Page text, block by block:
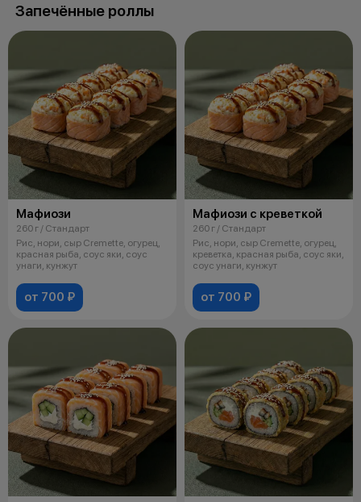
Запечённые роллы
Мафиози
260 г / Стандарт
Рис, нори, сыр Cremette, огурец,
красная рыба, соус яки, соус
унаги, кунжут
от 700 ₽
Мафиози с креветкой
260 г / Стандарт
Рис, нори, сыр Cremette, огурец,
креветка, красная рыба, соус яки,
соус унаги, кунжут
от 700 ₽